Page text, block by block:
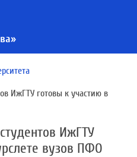
ИжГТУ готовы к участию в
ИжГТУ
вузов ПФО